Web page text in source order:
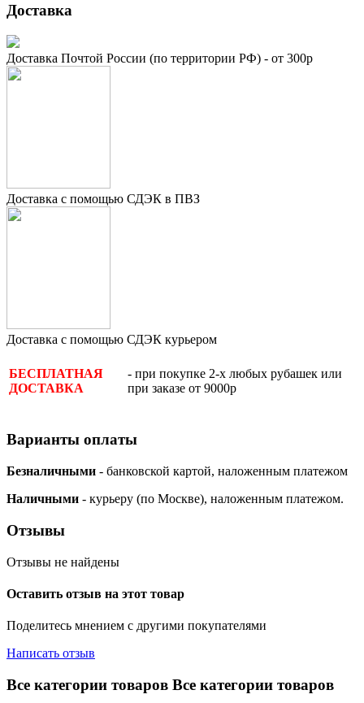
Доставка
Доставка Почтой России (по территории РФ) - от 300р
Доставка с помощью СДЭК в ПВЗ
Доставка с помощью СДЭК курьером
БЕСПЛАТНАЯ
ДОСТАВКА
- при покупке 2-х любых рубашек или
при заказе от 9000р
Варианты оплаты
Безналичными - банковской картой, наложенным платежом
Наличными - курьеру (по Москве), наложенным платежом.
Отзывы
Отзывы не найдены
Оставить отзыв на этот товар
Поделитесь мнением с другими покупателями
Написать отзыв
Все категории товаров Все категории товаров